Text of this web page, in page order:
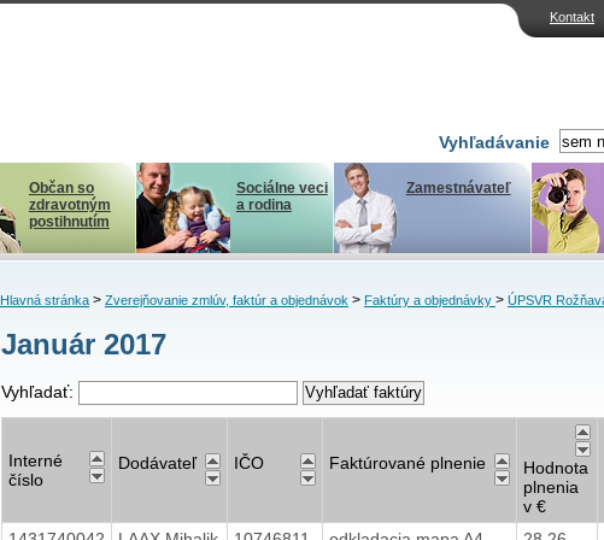
Kontakt
Vyhľadávanie
Občan so
zdravotným
postihnutím
Sociálne veci
a rodina
Zamestnávateľ
Hlavná stránka> Zverejňovanie zmlúv, faktúr a objednávok> Faktúry a objednávky > ÚPSVR
Január 2017
Vyhľadať:
Interné
číslo
Dodávateľ IČO Faktúrované plnenie
Hodnota
plnenia
v €